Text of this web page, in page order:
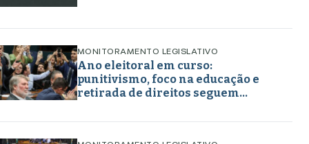
MONITORAMENTO LEGISLATIVO
Ano eleitoral em curso:
punitivismo, foco na educação e
retirada de direitos seguem
2026